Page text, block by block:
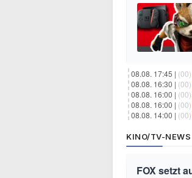
08.08. 17:45 | (00)
08.08. 16:30 | (00)
08.08. 16:00 | (00)
08.08. 16:00 | (00)
08.08. 14:00 | (00)
KINO/TV-NEWS
FOX setzt